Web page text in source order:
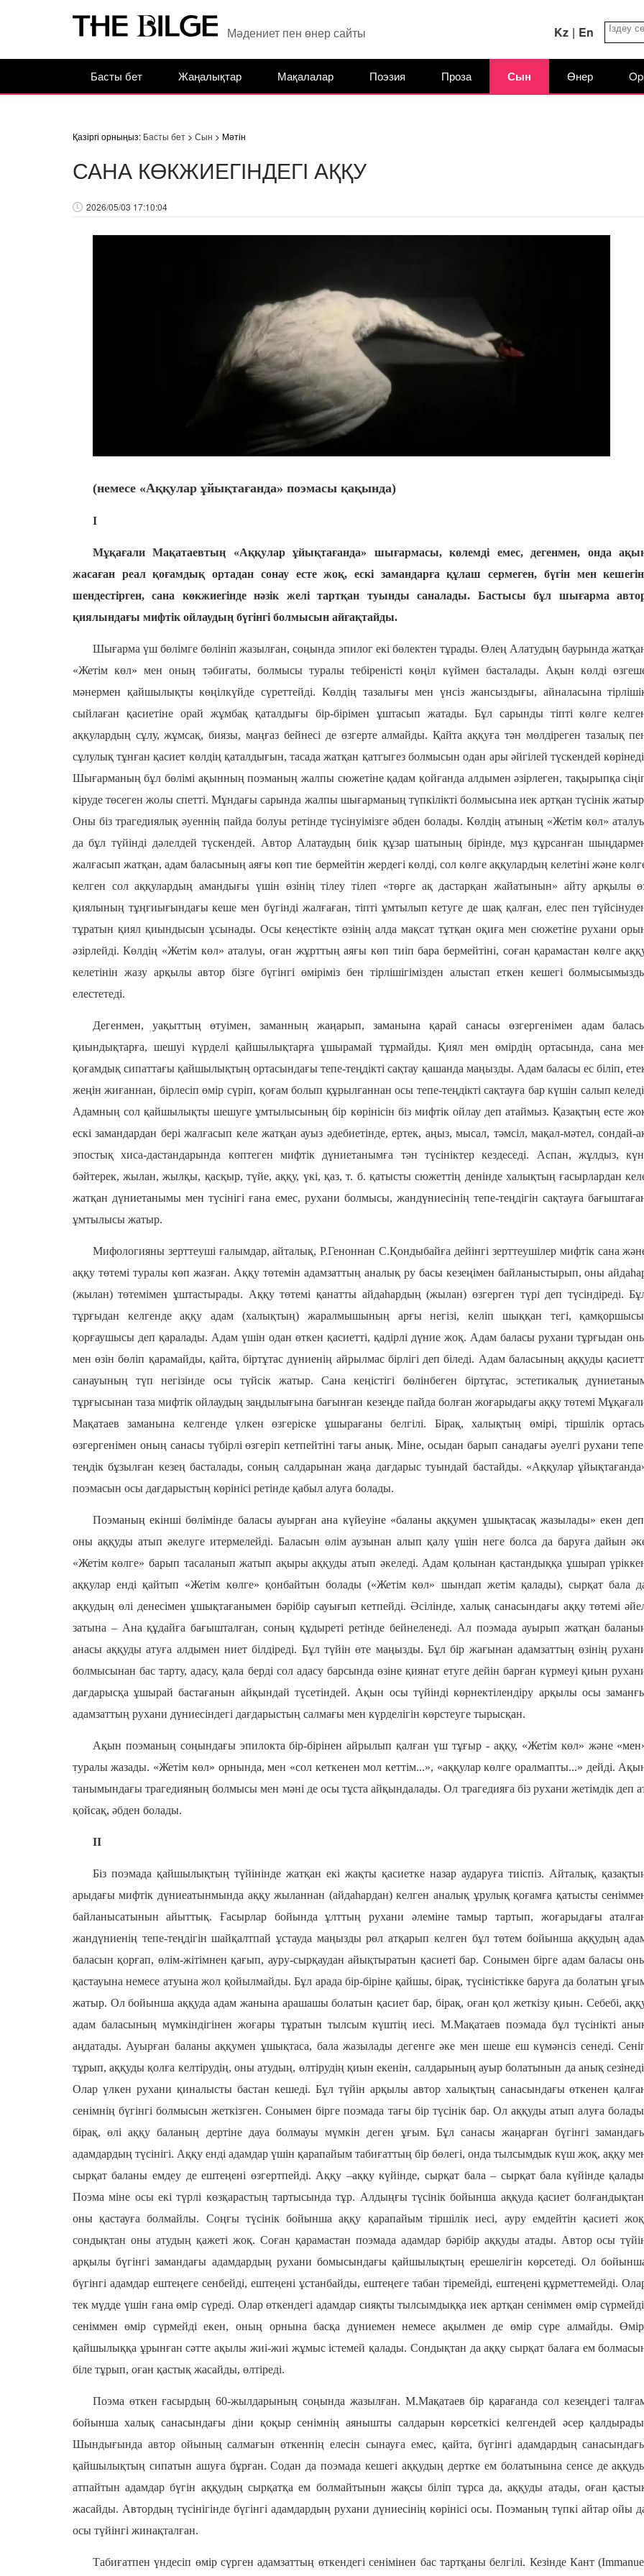
Мәдениет пен өнер сайты Kz | En
Басты бет Жаңалықтар Мақалалар Поэзия Проза Сын Өнер
Қазіргі орныңыз: Басты бет> Сын > Мәтін
САНА КӨКЖИЕГІНДЕГІ АҚҚУ
2026/05/03 17:10:04
(немесе «Аққулар ұйықтағанда» поэмасы қақында)
I
Мұқағали Мақатаевтың «Аққулар ұйықтағанда» шығармасы, көлемді емес, дегенмен, онда
жасаған реал қоғамдық ортадан сонау есте жоқ, ескі замандарға құлаш сермеген, бүгін мен
шендестірген, сана көкжиегінде нәзік желі тартқан туынды саналады. Бастысы бұл шығарма
қиялындағы мифтік ойлаудың бүгінгі болмысын айғақтайды.
Шығарма үш бөлімге бөлініп жазылған, соңында эпилог екі бөлектен тұрады. Өлең Алатудың баурында
«Жетім көл» мен оның тәбиғаты, болмысы туралы тебіреністі көңіл күймен басталады. Ақын көлді
мәнермен қайшылықты көңілкүйде сүреттейді. Көлдің тазалығы мен үнсіз жансыздығы, айналасына
сыйлаған қасиетіне орай жұмбақ қаталдығы бір-бірімен ұштасып жатады. Бұл сарынды тіпті көлге
аққулардың сұлу, жұмсақ, биязы, маңғаз бейнесі де өзгерте алмайды. Қайта аққуға тән мөлдіреген тазалық
сұлулық тұнған қасиет көлдің қаталдығын, тасада жатқан қатгыгез болмысын одан ары әйгілей түскендей
Шығарманың бұл бөлімі ақынның поэманың жалпы сюжетіне қадам қойғанда алдымен әзірлеген, тақырыпқа
кіруде төсеген жолы спетті. Мұндағы сарында жалпы шығарманың түпкілікті болмысына иек артқан түсінік
Оны біз трагедиялық әуеннің пайда болуы ретінде түсінуімізге әбден болады. Көлдің атының «Жетім көл»
да бұл түйінді дәлелдей түскендей. Автор Алатаудың биік құзар шатының бірінде, мұз құрсанған
жалғасып жатқан, адам баласының аяғы көп тие бермейтін жердегі көлді, сол көлге аққулардың келетіні және
келген сол аққулардың амандығы үшін өзінің тілеу тілеп «төрге ақ дастарқан жайатынын» айту арқылы
қиялының тұңғиығындағы кеше мен бүгінді жалғаған, тіпті ұмтылып кетуге де шақ қалған, елес пен
тұратын қиял қиындысын ұсынады. Осы кеңестікте өзінің алда мақсат тұтқан оқиға мен сюжетіне рухани
әзірлейді. Көлдің «Жетім көл» аталуы, оған жұрттың аяғы көп тиіп бара бермейтіні, соған қарамастан көлге
келетінін жазу арқылы автор бізге бүгінгі өміріміз бен тірлішігімізден алыстап еткен кешегі
елестетеді.
Дегенмен, уақыттың өтуімен, заманның жаңарып, заманына қарай санасы өзгергенімен адам
қиындықтарға, шешуі күрделі қайшылықтарға ұшырамай тұрмайды. Қиял мен өмірдің ортасында, сана
қоғамдық сипаттағы қайшылықтың ортасындағы тепе-теңдікті сақтау қашанда маңызды. Адам баласы ес біліп,
жеңін жиғаннан, бірлесіп өмір сүріп, қоғам болып құрылғаннан осы тепе-теңдікті сақтауға бар күшін салып
Адамның сол қайшылықты шешуге ұмтылысының бір көрінісін біз мифтік ойлау деп атаймыз. Қазақтың есте
ескі замандардан бері жалғасып келе жатқан ауыз әдебиетінде, ертек, аңыз, мысал, тәмсіл, мақал-мәтел, сондай-
эпостық хиса-дастандарында көптеген мифтік дүниетанымға тән түсініктер кездеседі. Аспан, жұлдыз,
бәйтерек, жылан, жылқы, қасқыр, түйе, аққу, үкі, қаз, т. б. қатысты сюжеттің денінде халықтың ғасырлардан
жатқан дүниетанымы мен түсінігі ғана емес, рухани болмысы, жандүниесінің тепе-теңдігін сақтауға
ұмтылысы жатыр.
Мифологияны зерттеуші ғалымдар, айталық, Р.Геноннан С.Қондыбайға дейінгі зерттеушілер мифтік сана
аққу төтемі туралы көп жазған. Аққу төтемін адамзаттың аналық ру басы кезеңімен байланыстырып, оны
(жылан) төтемімен ұштастырады. Аққу төтемі қанатты айдаһардың (жылан) өзгерген түрі деп түсіндіреді.
тұрғыдан келгенде аққу адам (халықтың) жаралмышының арғы негізі, келіп шыққан тегі,
қорғаушысы деп қаралады. Адам үшін одан өткен қасиетті, қадірлі дүние жоқ. Адам баласы рухани тұрғыдан
мен өзін бөліп қарамайды, қайта, біртұтас дүниенің айрылмас бірлігі деп біледі. Адам баласының аққуды
санауының түп негізінде осы түйсік жатыр. Сана кеңістігі бөлінбеген біртұтас, эстетикалық
тұрғысынан таза мифтік ойлаудың заңдылығына бағынған кезеңде пайда болған жоғарыдағы аққу төтемі
Мақатаев заманына келгенде үлкен өзгеріске ұшырағаны белгілі. Бірақ, халықтың өмірі, тіршілік
өзгергенімен оның санасы түбірлі өзгеріп кетпейтіні тағы анық. Міне, осыдан барып санадағы әуелгі рухани
теңдік бұзылған кезең басталады, соның салдарынан жаңа дағдарыс туындай бастайды. «Аққулар
поэмасын осы дағдарыстың көрінісі ретінде қабыл алуға болады.
Поэманың екінші бөлімінде баласы ауырған ана күйеуіне «баланы аққумен ұшықтасақ жазылады» екен
оны аққуды атып әкелуге итермелейді. Баласын өлім аузынан алып қалу үшін неге болса да баруға дайын
«Жетім көлге» барып тасаланып жатып ақыры аққуды атып әкеледі. Адам қолынан қастандыққа ұшырап
аққулар енді қайтып «Жетім көлге» қонбайтын болады («Жетім көл» шындап жетім қалады), сырқат бала
аққудың өлі денесімен ұшықтағанымен бәрібір сауығып кетпейді. Әсілінде, халық санасындағы аққу төтемі
затына – Ана құдайға бағышталған, соның құдыреті ретінде бейнеленеді. Ал поэмада ауырып жатқан
анасы аққуды атуға алдымен ниет білдіреді. Бұл түйін өте маңызды. Бұл бір жағынан адамзаттың өзінің
болмысынан бас тарту, адасу, қала берді сол адасу барсында өзіне қиянат етуге дейін барған күрмеуі қиын
дағдарысқа ұшырай бастағанын айқындай түсетіндей. Ақын осы түйінді көрнектілендіру арқылы осы
адамзаттың рухани дүниесіндегі дағдарыстың салмағы мен күрделігін көрстеуге тырысқан.
Ақын поэманың соңындағы эпилокта бір-бірінен айрылып қалған үш тұғыр - аққу, «Жетім көл» және
туралы жазады. «Жетім көл» орнында, мен «сол кеткенен мол кеттім...», «аққулар көлге оралмапты...» дейді.
танымындағы трагедияның болмысы мен мәні де осы тұста айқындалады. Ол трагедияға біз рухани жетімдік деп
қойсақ, әбден болады.
II
Біз поэмада қайшылықтың түйінінде жатқан екі жақты қасиетке назар аударуға тиіспіз. Айталық,
арыдағы мифтік дүниеатынмында аққу жыланнан (айдаһардан) келген аналық ұрулық қоғамға қатысты
байланысатынын айыттық. Ғасырлар бойында ұлттың рухани әлеміне тамыр тартып, жоғарыдағы
жандүниенің тепе-теңдігін шайқалтпай ұстауда маңызды рөл атқарып келген бұл төтем бойынша аққудың
баласын қорғап, өлім-жітімнен қағып, ауру-сырқаудан айықтыратын қасиеті бар. Сонымен бірге адам баласы
қастауына немесе атуына жол қойылмайды. Бұл арада бір-біріне қайшы, бірақ, түсіністікке баруға да болатын
жатыр. Ол бойынша аққуда адам жанына арашашы болатын қасиет бар, бірақ, оған қол жеткізу қиын. Себебі,
адам баласының мүмкіндігінен жоғары тұратын тылсым күштің иесі. М.Мақатаев поэмада бұл түсінікті
аңдатады. Ауырған баланы аққумен ұшықтаса, бала жазылады дегенге әке мен шеше еш күмәнсіз сенеді.
тұрып, аққуды қолға келтірудің, оны атудың, өлтірудің қиын екенін, салдарының ауыр болатынын да анық
Олар үлкен рухани қиналысты бастан кешеді. Бұл түйін арқылы автор халықтың санасындағы өткенен
сенімнің бүгінгі болмысын жеткізген. Сонымен бірге поэмада тағы бір түсінік бар. Ол аққуды атып алуға
бірақ, өлі аққу баланың дертіне дауа болмауы мүмкін деген ұғым. Бұл санасы жаңарған бүгінгі
адамдардың түсінігі. Аққу енді адамдар үшін қарапайым табиғаттың бір бөлегі, онда тылсымдык күш жоқ, аққу
сырқат баланы емдеу де ештеңені өзгертпейді. Аққу –аққу күйінде, сырқат бала – сырқат бала күйінде
Поэма міне осы екі түрлі көзқарастың тартысында тұр. Алдыңғы түсінік бойынша аққуда қасиет
оны қастауға болмайлы. Соңғы түсінік бойынша аққу қарапайым тіршілік иесі, ауру емдейтін қасиеті
сондықтан оны атудың қажеті жоқ. Соған қарамастан поэмада адамдар бәрібір аққуды атады. Автор осы
арқылы бүгінгі замандағы адамдардың рухани бомысындағы қайшылықтың ерешелігін көрсетеді. Ол
бүгінгі адамдар ештеңеге сенбейді, ештеңені ұстанбайды, ештеңеге табан тіремейді, ештеңені құрметтемейді.
тек мүдде үшін ғана өмір сүреді. Олар өткендегі адамдар сияқты тылсымдыққа иек артқан сеніммен өмір
сеніммен өмір сүрмейді екен, оның орнына басқа дүниемен немесе ақылмен де өмір сүре алмайды.
қайшылыққа ұрынған сәтте ақылы жиі-жиі жұмыс істемей қалады. Сондықтан да аққу сырқат балаға ем
біле тұрып, оған қастық жасайды, өлтіреді.
Поэма өткен ғасырдың 60-жылдарының соңында жазылған. М.Мақатаев бір қарағанда сол кезеңдегі
бойынша халық санасындағы діни қоқыр сенімнің аянышты салдарын көрсеткісі келгендей әсер
Шындығында автор ойының салмағын өткеннің елесін сынауға емес, қайта, бүгінгі адамдардың
қайшылықтың сипатын ашуға бұрған. Содан да поэмада кешегі аққудың дертке ем болатынына сенсе де
атпайтын адамдар бүгін аққудың сырқатқа ем болмайтынын жақсы біліп тұрса да, аққуды атады, оған
жасайды. Автордың түсінігінде бүгінгі адамдардың рухани дүниесінің көрінісі осы. Поэманың түпкі айтар ойы
осы түйінгі жинақталған.
Табиғатпен үндесіп өмір сүрген адамзаттың өткендегі сенімінен бас тартқаны белгілі. Кезінде Кант